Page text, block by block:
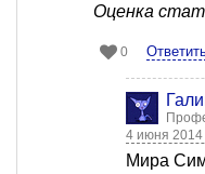
Оценка
0
4 июня 2014
Мира